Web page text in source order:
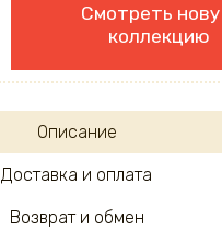
Смотреть
коллекцию
Описание
Доставка и оплата
Возврат и обмен